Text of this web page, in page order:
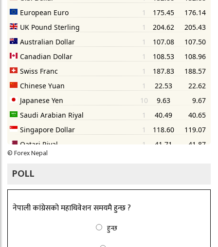
©Forex Nepal
POLL
नेपाली कांग्रेसको महाधिवेशन समयमै हुन्छ ?
हुन्छ